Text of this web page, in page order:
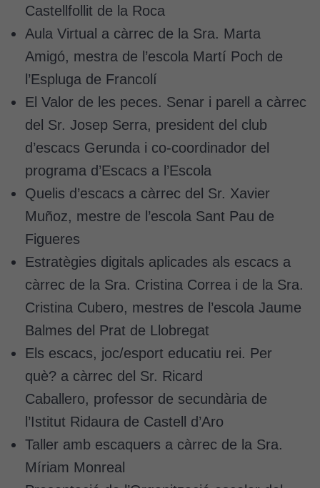
Castellfollit de la Roca
Aula Virtual a càrrec de la Sra. Marta
Amigó, mestra de l’escola Martí Poch de
l’Espluga de Francolí
El Valor de les peces. Senar i parell a càrrec
del Sr. Josep Serra, president del club
d’escacs Gerunda i co-coordinador del
programa d’Escacs a l’Escola
Quelis d’escacs a càrrec del Sr. Xavier
Muñoz, mestre de l’escola Sant Pau de
Figueres
Estratègies digitals aplicades als escacs a
càrrec de la Sra. Cristina Correa i de la Sra.
Cristina Cubero, mestres de l’escola Jaume
Balmes del Prat de Llobregat
Els escacs, joc/esport educatiu rei. Per
què? a càrrec del Sr. Ricard
Caballero, professor de secundària de
l’Istitut Ridaura de Castell d’Aro
Taller amb escaquers a càrrec de la Sra.
Míriam Monreal